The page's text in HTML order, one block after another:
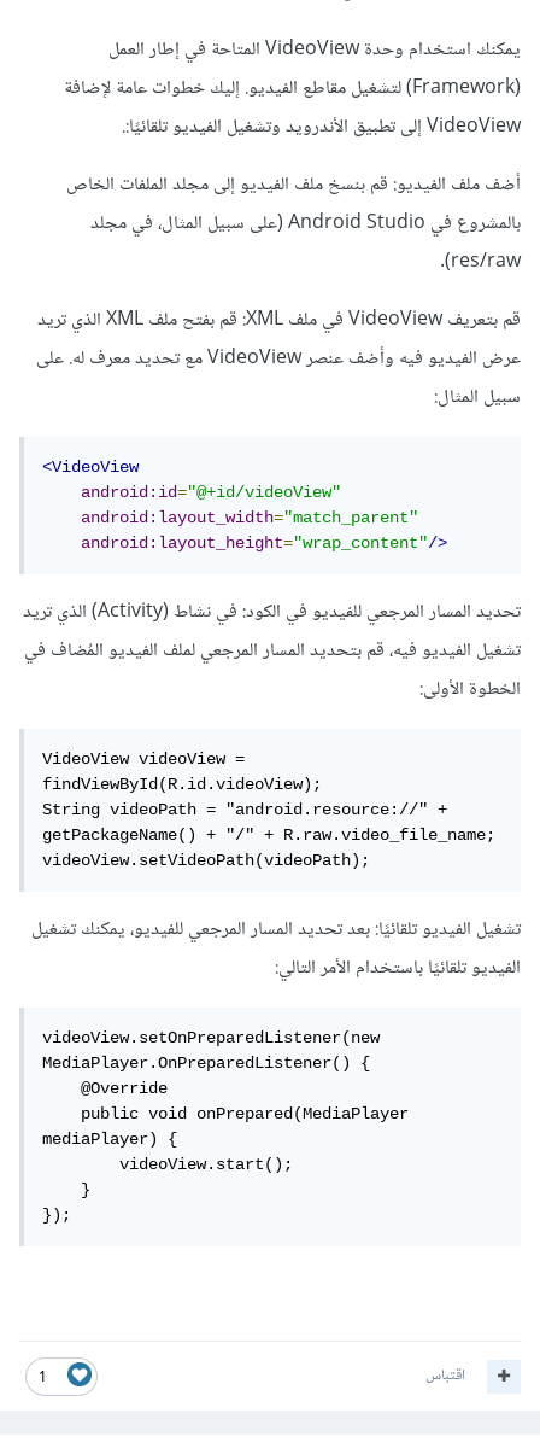
يمكنك استخدام وحدة VideoView المتاحة في إطار العمل
(Framework) لتشغيل مقاطع الفيديو. إليك خطوات عامة لإضافة
VideoView إلى تطبيق الأندرويد وتشغيل الفيديو تلقائيًا:.
أضف ملف الفيديو: قم بنسخ ملف الفيديو إلى مجلد الملفات الخاص
بالمشروع في Android Studio (على سبيل المثال، في مجلد
res/raw).
قم بتعريف VideoView في ملف XML: قم بفتح ملف XML الذي تريد
عرض الفيديو فيه وأضف عنصر VideoView مع تحديد معرف له. على
سبيل المثال:
<VideoView
android:id="@+id/videoView"
android:layout_width="match_parent"
android:layout_height="wrap_content"/>
تحديد المسار المرجعي للفيديو في الكود: في نشاط (Activity) الذي تريد
تشغيل الفيديو فيه، قم بتحديد المسار المرجعي لملف الفيديو المُضاف في
الخطوة الأولى:
VideoView videoView =
findViewById(R.id.videoView);
String videoPath = "android.resource://" +
getPackageName() + "/" + R.raw.video_file_name;
videoView.setVideoPath(videoPath);
تشغيل الفيديو تلقائيًا: بعد تحديد المسار المرجعي للفيديو، يمكنك تشغيل
الفيديو تلقائيًا باستخدام الأمر التالي:
videoView.setOnPreparedListener(new
MediaPlayer.OnPreparedListener() {
    @Override
    public void onPrepared(MediaPlayer
mediaPlayer) {
        videoView.start();
    }
});
1 اقتباس